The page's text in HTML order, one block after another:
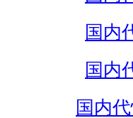
国内
国内
国内